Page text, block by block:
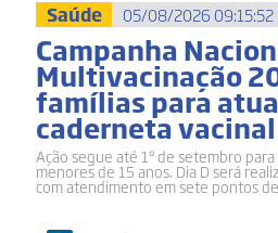
Saúde 05/08/2026 09:15:52
Campanha
Multivacinação
famílias para
caderneta
Ação segue até 1º de setembro
menores de 15 anos. Dia D será
com atendimento em sete pontos